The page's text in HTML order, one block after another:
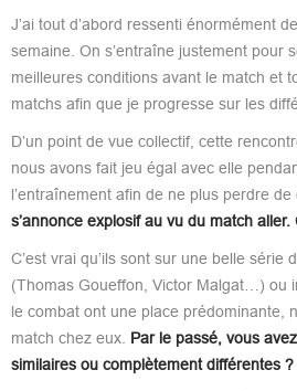
J’ai tout d’abord ressenti énormément
semaine. On s’entraîne justement pour
meilleures conditions avant le match et
matchs afin que je progresse sur les
D’un point de vue collectif, cette
nous avons fait jeu égal avec elle
l’entraînement afin de ne plus perdre de
s’annonce explosif au vu du match
C’est vrai qu’ils sont sur une belle
(Thomas Goueffon, Victor Malgat…) ou
le combat ont une place prédominante,
match chez eux. Par le passé, vous
similaires ou complètement différentes ?